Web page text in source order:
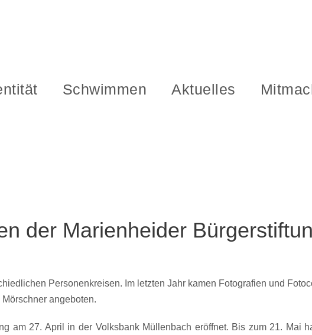
Schwimmen Aktuelles
der Marienheider
Personenkreisen. Im letzten Jahr kamen Fotografien und
angeboten.
am 27. April in der Volksbank Müllenbach eröffnet. Bis zum 21. Mai